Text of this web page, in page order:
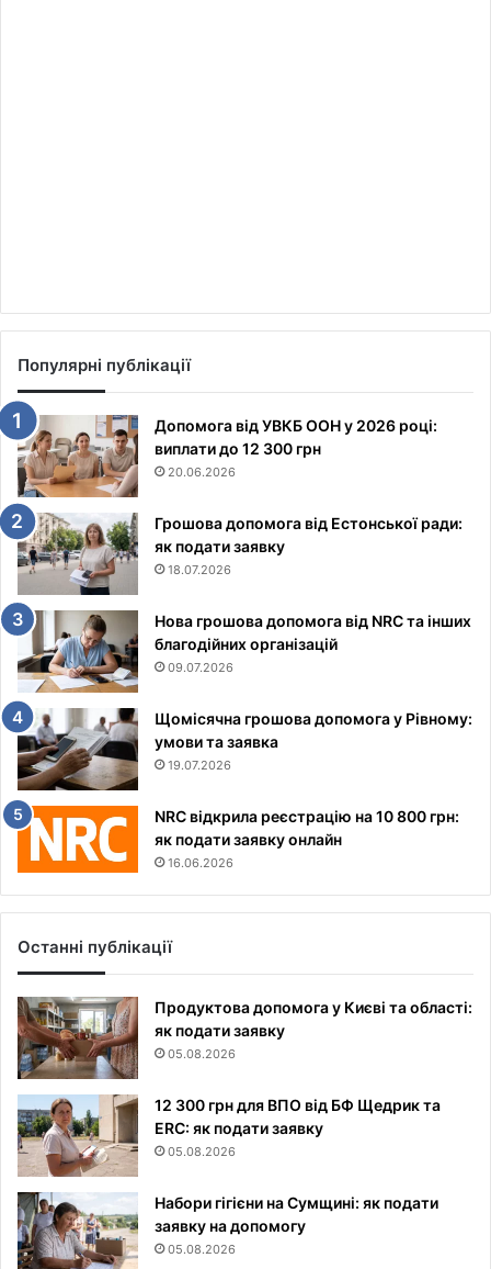
Популярні публікації
Допомога від УВКБ ООН у 2026 році:
виплати до 12 300 грн
20.06.2026
Грошова допомога від Естонської ради:
як подати заявку
18.07.2026
Нова грошова допомога від NRC та інших
благодійних організацій
09.07.2026
Щомісячна грошова допомога у Рівному:
умови та заявка
19.07.2026
NRC відкрила реєстрацію на 10 800 грн:
як подати заявку онлайн
16.06.2026
Останні публікації
Продуктова допомога у Києві та області:
як подати заявку
05.08.2026
12 300 грн для ВПО від БФ Щедрик та
ERC: як подати заявку
05.08.2026
Набори гігієни на Сумщині: як подати
заявку на допомогу
05.08.2026